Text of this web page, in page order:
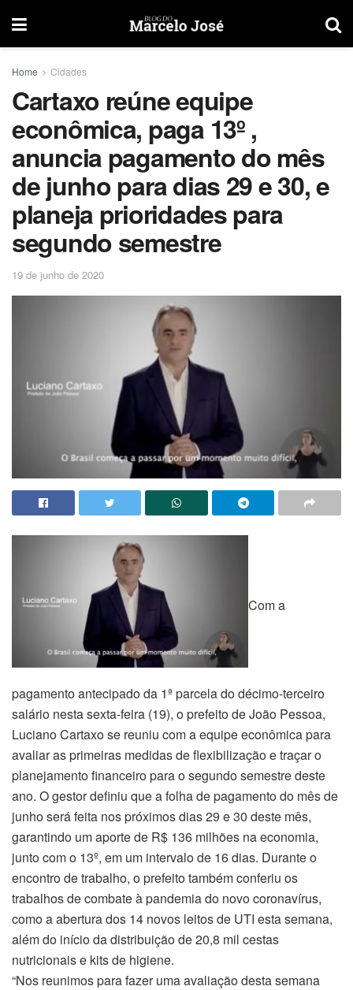
Home Cidades
Cartaxo reúne equipe
econômica, paga 13º ,
anuncia pagamento do mês
de junho para dias 29 e 30, e
planeja prioridades para
segundo semestre
19 de junho de 2020
Com a
pagamento antecipado da 1ª parcela do décimo-terceiro
salário nesta sexta-feira (19), o prefeito de João Pessoa,
Luciano Cartaxo se reuniu com a equipe econômica para
avaliar as primeiras medidas de flexibilização e traçar o
planejamento financeiro para o segundo semestre deste
ano. O gestor definiu que a folha de pagamento do mês de
junho será feita nos próximos dias 29 e 30 deste mês,
garantindo um aporte de R$ 136 milhões na economia,
junto com o 13º, em um intervalo de 16 dias. Durante o
encontro de trabalho, o prefeito também conferiu os
trabalhos de combate à pandemia do novo coronavírus,
como a abertura dos 14 novos leitos de UTI esta semana,
além do início da distribuição de 20,8 mil cestas
nutricionais e kits de higiene.
“Nos reunimos para fazer uma avaliação desta semana